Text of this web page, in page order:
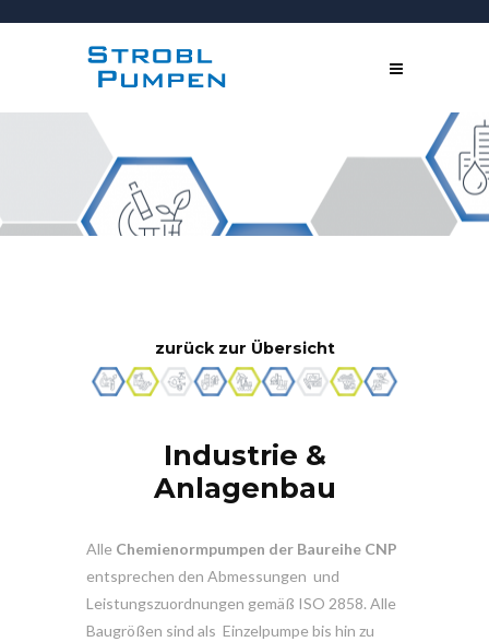
zurück zur Übersicht
Industrie &
Anlagenbau
Alle Chemienormpumpen der Baureihe CNP
entsprechen den Abmessungen und
Leistungszuordnungen gemäß ISO 2858. Alle
Baugrößen sind als Einzelpumpe bis hin zu